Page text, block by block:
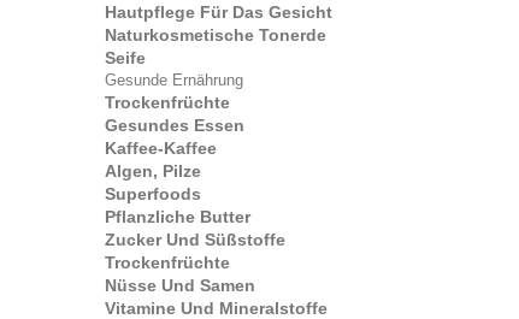
Hautpflege Für Das Gesicht
Naturkosmetische Tonerde
Seife
Gesunde Ernährung
Trockenfrüchte
Gesundes Essen
Kaffee-Kaffee
Algen, Pilze
Superfoods
Pflanzliche Butter
Zucker Und Süßstoffe
Trockenfrüchte
Nüsse Und Samen
Vitamine Und Mineralstoffe